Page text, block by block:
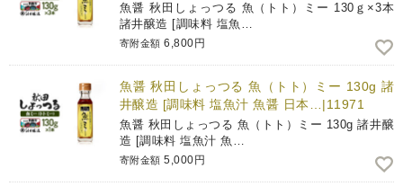
魚醤 秋田しょっつる 魚（トト）ミー 130ｇ×3本
諸井醸造 [調味料 塩魚…
寄附金額 6,800円
魚醤 秋田しょっつる 魚（トト）ミー 130g 諸
井醸造 [調味料 塩魚汁 魚醤 日本…|11971
魚醤 秋田しょっつる 魚（トト）ミー 130g 諸井醸
造 [調味料 塩魚汁 魚…
寄附金額 5,000円